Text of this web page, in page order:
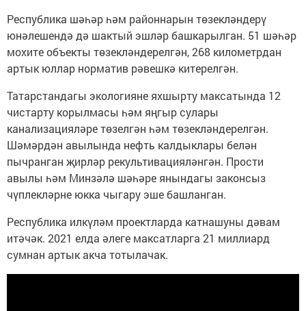
Республика шәһәр һәм районнарын төзекләндерү
юнәлешендә дә шактый эшләр башкарылган. 51 шәһәр
мохите объекты төзекләндерелгән, 268 километрдан
артык юллар норматив рәвешкә китерелгән.
Татарстандагы экологияне яхшырту максатында 12
чистарту корылмасы һәм яңгыр сулары
канализацияләре төзелгән һәм төзекләндерелгән.
Шәмәрдән авылында нефть калдыклары белән
пычранган җирләр рекультивацияләнгән. Прости
авылы һәм Минзәлә шәһәре янындагы законсыз
чүплекләрне юкка чыгару эше башланган.
Республика илкүләм проектларда катнашуны дәвам
итәчәк. 2021 елда әлеге максатларга 21 миллиард
сумнан артык акча тотылачак.